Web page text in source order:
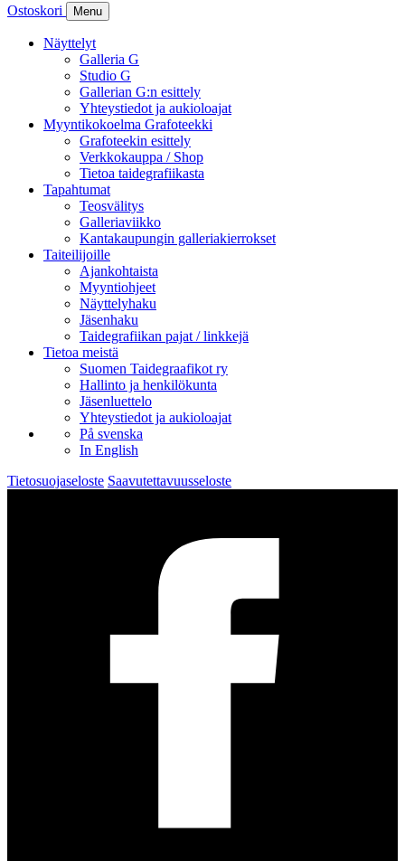
Ostoskori Menu
Näyttelyt
Galleria G
Studio G
Gallerian G:n esittely
Yhteystiedot ja aukioloajat
Myyntikokoelma Grafoteekki
Grafoteekin esittely
Verkkokauppa / Shop
Tietoa taidegrafiikasta
Tapahtumat
Teosvälitys
Galleriaviikko
Kantakaupungin galleriakierrokset
Taiteilijoille
Ajankohtaista
Myyntiohjeet
Näyttelyhaku
Jäsenhaku
Taidegrafiikan pajat / linkkejä
Tietoa meistä
Suomen Taidegraafikot ry
Hallinto ja henkilökunta
Jäsenluettelo
Yhteystiedot ja aukioloajat
På svenska
In English
Tietosuojaseloste Saavutettavuusseloste